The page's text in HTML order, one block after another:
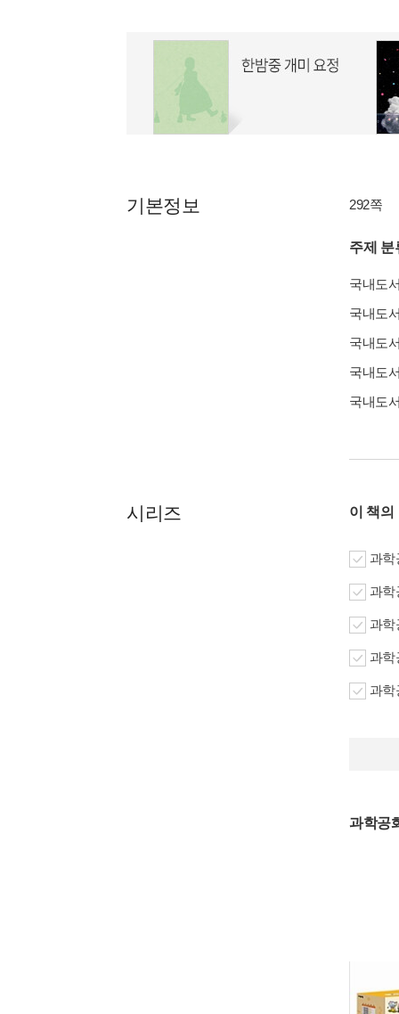
기본정보 292쪽
주제 분
국내도
국내도
국내도
국내도
국내도
시리즈 이 책의
과학
과학
과학
과학
과학
과학공